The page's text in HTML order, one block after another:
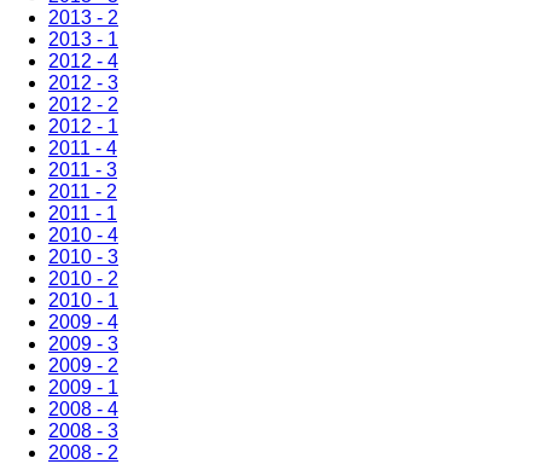
2013 - 2
2013 - 1
2012 - 4
2012 - 3
2012 - 2
2012 - 1
2011 - 4
2011 - 3
2011 - 2
2011 - 1
2010 - 4
2010 - 3
2010 - 2
2010 - 1
2009 - 4
2009 - 3
2009 - 2
2009 - 1
2008 - 4
2008 - 3
2008 - 2